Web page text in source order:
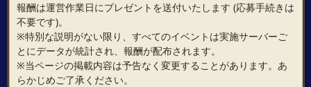
報酬は運営作業日にプレゼントを送付いたします (応募手続きは
不要です)。
※特別な説明がない限り、すべてのイベントは実施サーバーご
とにデータが統計され、報酬が配布されます。
※当ページの掲載内容は予告なく変更することがあります。あ
らかじめご了承ください。